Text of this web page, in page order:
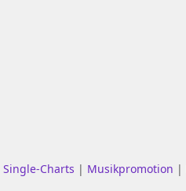
Single-Charts | Musikpromotion |